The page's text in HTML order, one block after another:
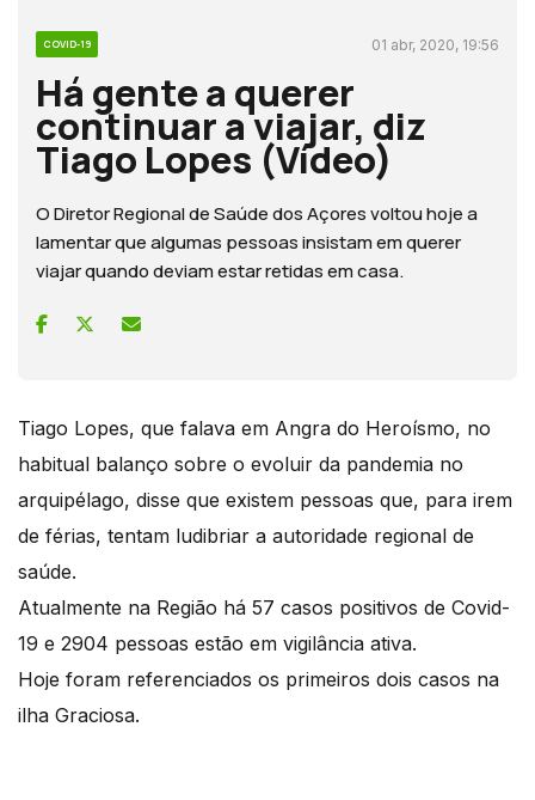
COVID-19 01 abr, 2020, 19:56
Há gente a querer
continuar a viajar, diz
Tiago Lopes (Vídeo)
O Diretor Regional de Saúde dos Açores voltou hoje a
lamentar que algumas pessoas insistam em querer
viajar quando deviam estar retidas em casa.
Tiago Lopes, que falava em Angra do Heroísmo, no
habitual balanço sobre o evoluir da pandemia no
arquipélago, disse que existem pessoas que, para irem
de férias, tentam ludibriar a autoridade regional de
saúde.
Atualmente na Região há 57 casos positivos de Covid-
19 e 2904 pessoas estão em vigilância ativa.
Hoje foram referenciados os primeiros dois casos na
ilha Graciosa.